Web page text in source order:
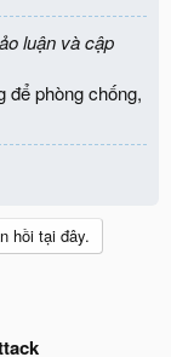
luận và cập
để phòng chống,
hồi tại đây.